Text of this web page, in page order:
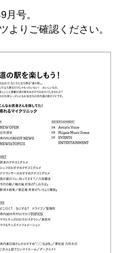
月号。
よりご確認ください。